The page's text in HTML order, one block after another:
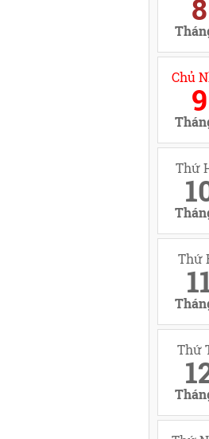
8
Chủ
9
Thứ
Thứ
Thứ